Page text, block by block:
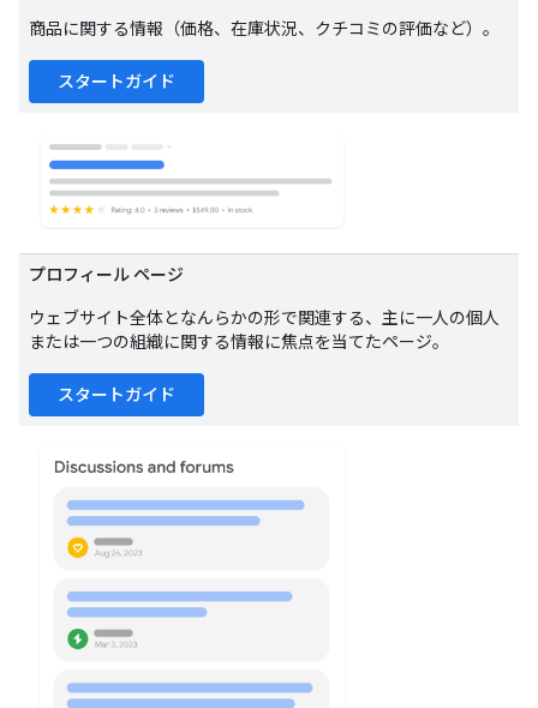
商品に関する情報（価格、在庫状況、クチコミの評価など）。
スタートガイド
プロフィール ページ
ウェブサイト全体となんらかの形で関連する、主に一人の個人
または一つの組織に関する情報に焦点を当てたページ。
スタートガイド